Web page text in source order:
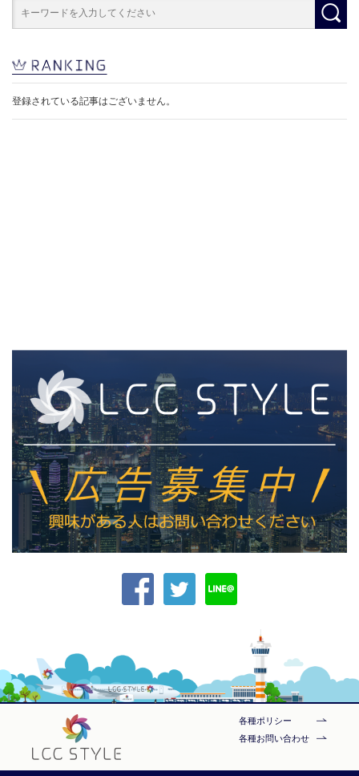
登録されている記事はございません。
各種ポリシー
各種お問い合わせ